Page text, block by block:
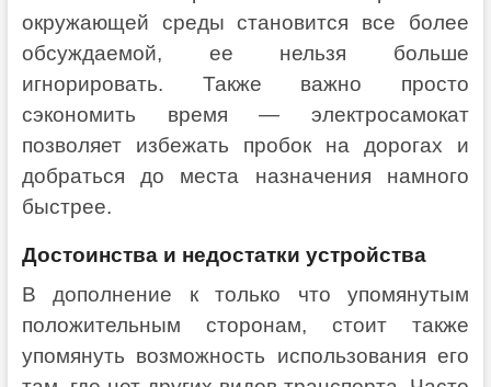
окружающей среды становится все более
обсуждаемой, ее нельзя больше
игнорировать. Также важно просто
сэкономить время — электросамокат
позволяет избежать пробок на дорогах и
добраться до места назначения намного
быстрее.
Достоинства и недостатки устройства
В дополнение к только что упомянутым
положительным сторонам, стоит также
упомянуть возможность использования его